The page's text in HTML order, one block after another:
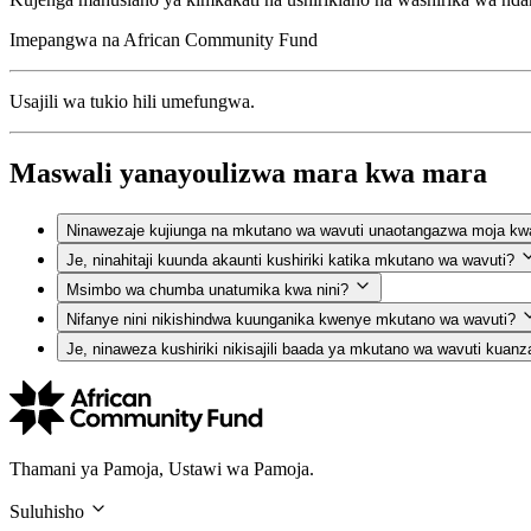
Imepangwa naAfrican Community Fund
Usajili wa tukio hili umefungwa.
Maswali yanayoulizwa mara kwa mara
Ninawezaje kujiunga na mkutano wa wavuti unaotangazwa moja
Je, ninahitaji kuunda akaunti kushiriki katika mkutano wa wavuti?
Msimbo wa chumba unatumika kwa nini?
Nifanye nini nikishindwa kuunganika kwenye mkutano wa wavuti?
Je, ninaweza kushiriki nikisajili baada ya mkutano wa wavuti
Thamani ya Pamoja, Ustawi wa Pamoja.
Suluhisho